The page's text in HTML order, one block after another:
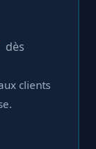
dès
clients